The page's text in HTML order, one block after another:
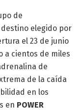
de
elegido por
el 23 de junio
a cientos de miles
de
de la caída
en los
en POWER